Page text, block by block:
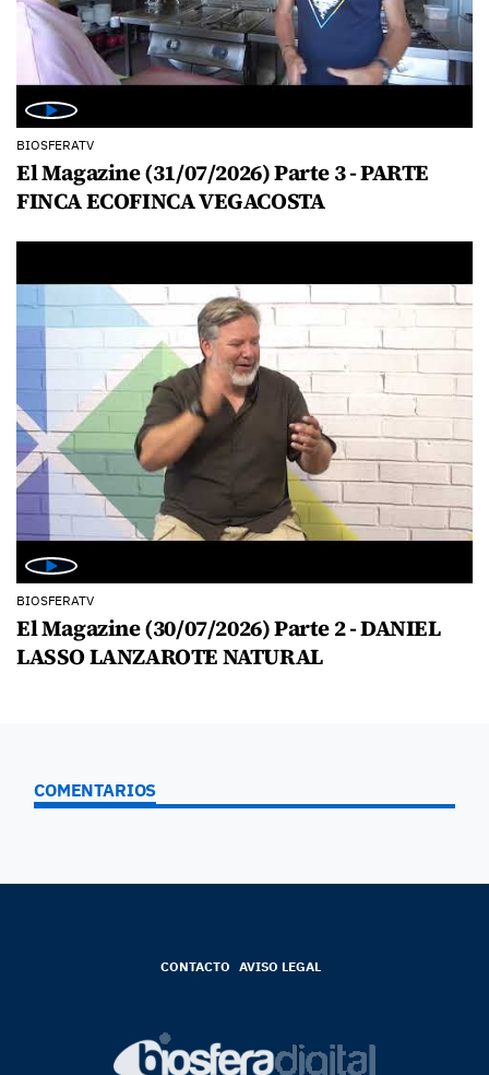
BIOSFERATV
El Magazine (31/07/2026) Parte 3 - PARTE
FINCA ECOFINCA VEGACOSTA
BIOSFERATV
El Magazine (30/07/2026) Parte 2 - DANIEL
LASSO LANZAROTE NATURAL
COMENTARIOS
CONTACTO AVISO LEGAL